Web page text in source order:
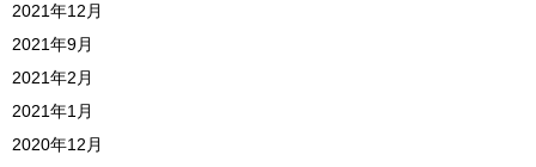
2021年12月
2021年9月
2021年2月
2021年1月
2020年12月